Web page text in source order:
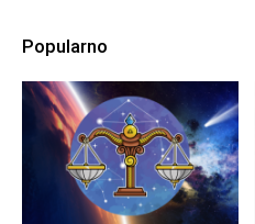
Popularno